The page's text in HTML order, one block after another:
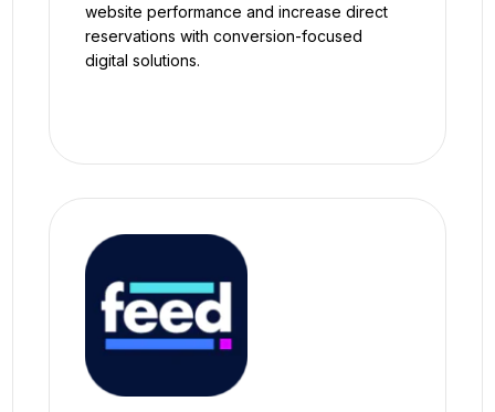
website performance and increase direct
reservations with conversion-focused
digital solutions.